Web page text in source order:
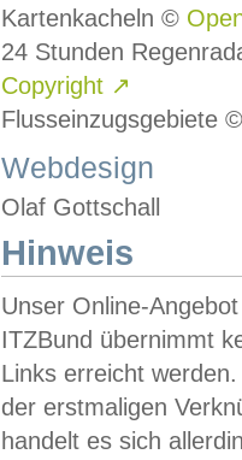
Kartenkacheln ©
24 Stunden
Copyright ↗
Flusseinzugsgebiete
Webdesign
Olaf Gottschall
Hinweis
Unser Online-
ITZBund übernimmt
Links erreicht
der erstmaligen
handelt es sich